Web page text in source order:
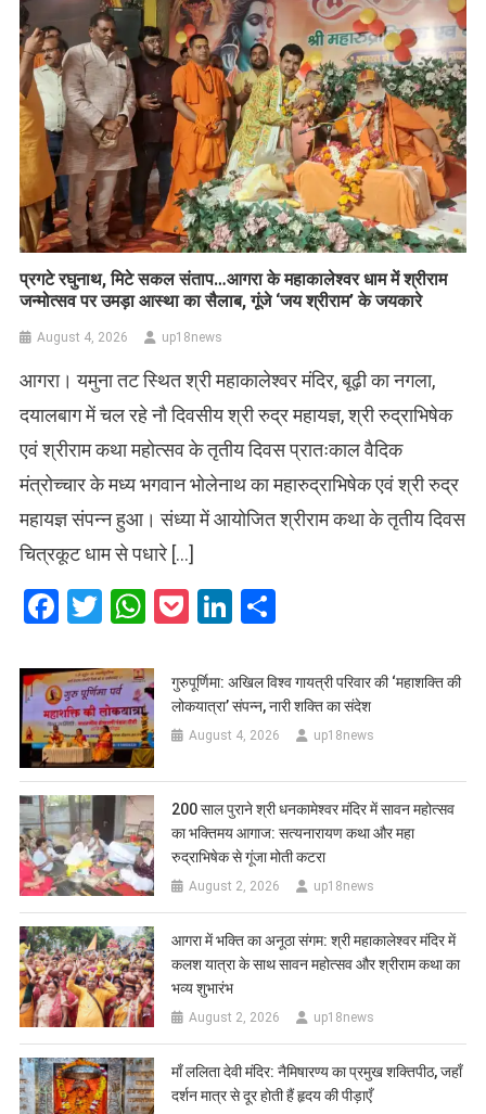
प्रगटे रघुनाथ, मिटे सकल संताप…आगरा के महाकालेश्वर धाम में श्रीराम
जन्मोत्सव पर उमड़ा आस्था का सैलाब, गूंजे ‘जय श्रीराम’ के जयकारे
August 4, 2026 up18news
आगरा। यमुना तट स्थित श्री महाकालेश्वर मंदिर, बूढ़ी का नगला,
दयालबाग में चल रहे नौ दिवसीय श्री रुद्र महायज्ञ, श्री रुद्राभिषेक
एवं श्रीराम कथा महोत्सव के तृतीय दिवस प्रातःकाल वैदिक
मंत्रोच्चार के मध्य भगवान भोलेनाथ का महारुद्राभिषेक एवं श्री रुद्र
महायज्ञ संपन्न हुआ। संध्या में आयोजित श्रीराम कथा के तृतीय दिवस
चित्रकूट धाम से पधारे […]
Facebook
Twitter
WhatsApp
PocketLinkedIn
गुरुपूर्णिमा: अखिल विश्व गायत्री परिवार की ‘महाशक्ति की
लोकयात्रा’ संपन्न, नारी शक्ति का संदेश
August 4, 2026 up18news
200 साल पुराने श्री धनकामेश्वर मंदिर में सावन महोत्सव
का भक्तिमय आगाज: सत्यनारायण कथा और महा
रुद्राभिषेक से गूंजा मोती कटरा
August 2, 2026 up18news
आगरा में भक्ति का अनूठा संगम: श्री महाकालेश्वर मंदिर में
कलश यात्रा के साथ सावन महोत्सव और श्रीराम कथा का
भव्य शुभारंभ
August 2, 2026 up18news
​माँ ललिता देवी मंदिर: नैमिषारण्य का प्रमुख शक्तिपीठ, जहाँ
दर्शन मात्र से दूर होती हैं हृदय की पीड़ाएँ